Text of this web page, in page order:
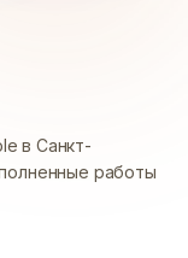
в Санкт-
работы